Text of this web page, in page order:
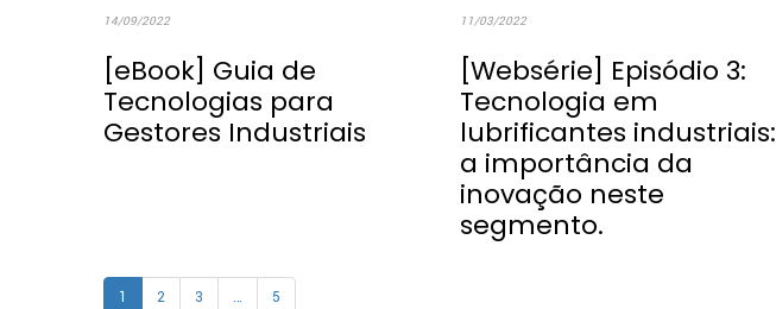
14/09/2022
[eBook] Guia de
Tecnologias para
Gestores Industriais
11/03/2022
[Websérie] Episódio 3:
Tecnologia em
lubrificantes industriais:
a importância da
inovação neste
segmento.
1 2 3 … 5